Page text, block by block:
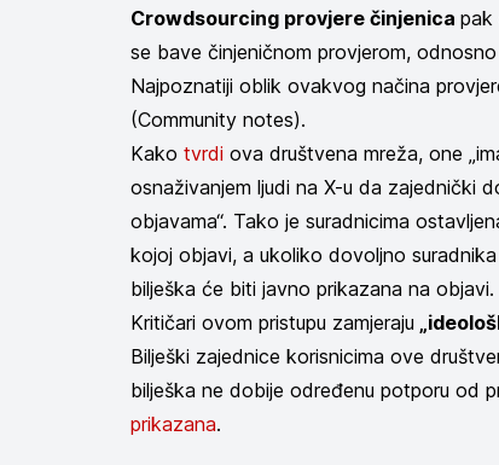
Crowdsourcing provjere činjenica pak
se bave činjeničnom provjerom,
Najpoznatiji oblik ovakvog načina
(Community notes).
Kako tvrdi ova društvena mreža, one
osnaživanjem ljudi na X-u da zajednički
objavama“. Tako je suradnicima
kojoj objavi, a ukoliko dovoljno
bilješka će biti javno prikazana na objavi.
Kritičari ovom pristupu zamjeraju
Bilješki zajednice korisnicima ove
bilješka ne dobije određenu potporu od
prikazana.